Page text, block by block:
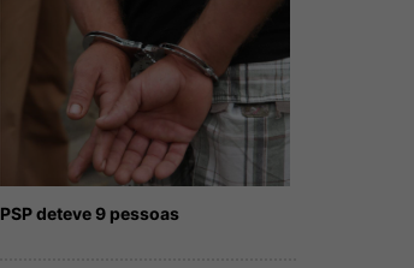
PSP deteve 9 pessoas